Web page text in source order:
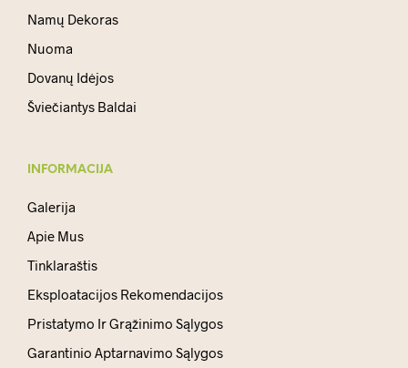
Namų Dekoras
Nuoma
Dovanų Idėjos
Šviečiantys Baldai
INFORMACIJA
Galerija
Apie Mus
Tinklaraštis
Eksploatacijos Rekomendacijos
Pristatymo Ir Grąžinimo Sąlygos
Garantinio Aptarnavimo Sąlygos